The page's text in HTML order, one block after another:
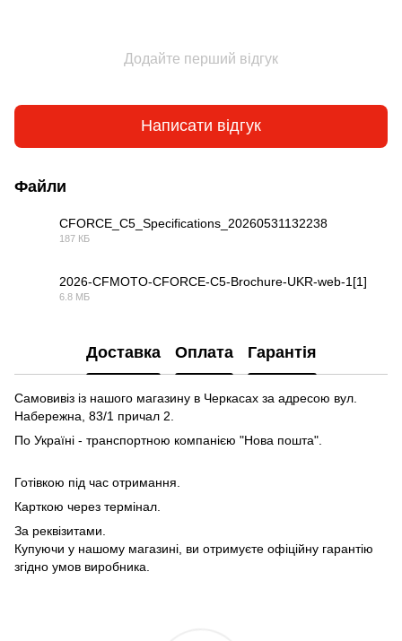
Додайте перший відгук
Написати відгук
Файли
CFORCE_C5_Specifications_20260531132238
187 КБ
2026-CFMOTO-CFORCE-C5-Brochure-UKR-web-1[1]
6.8 МБ
Доставка Оплата Гарантія
Самовивіз із нашого магазину в Черкасах за адресою вул.
Набережна, 83/1 причал 2.
По Україні - транспортною компанією "Нова пошта".
Готівкою під час отримання.
Карткою через термінал.
За реквізитами.
Купуючи у нашому магазині, ви отримуєте офіційну гарантію
згідно умов виробника.